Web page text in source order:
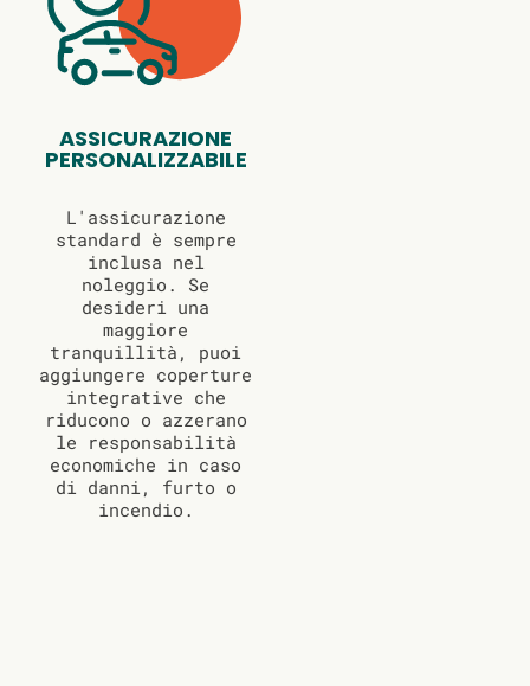
ASSICURAZIONE
PERSONALIZZABILE
L'assicurazione
standard è sempre
inclusa nel
noleggio. Se
desideri una
maggiore
tranquillità, puoi
aggiungere coperture
integrative che
riducono o azzerano
le responsabilità
economiche in caso
di danni, furto o
incendio.